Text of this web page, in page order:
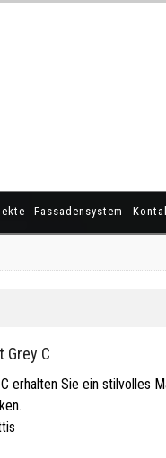
Fassadensystem
Grey C
erhalten Sie ein stilvolles